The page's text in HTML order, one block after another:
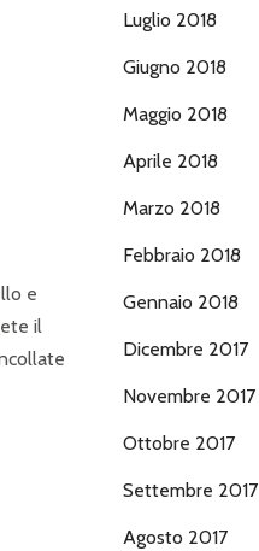
e
il
Luglio 2018
Giugno 2018
Maggio 2018
Aprile 2018
Marzo 2018
Febbraio 2018
Gennaio 2018
Dicembre 2017
Novembre 2017
Ottobre 2017
Settembre 2017
Agosto 2017